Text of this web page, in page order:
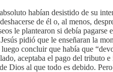
habían desistido de su
de él o, al menos,
le plantearon si debía
pidió que le enseñaran la
concluir que había que
aceptaba el pago del
Dios al que todo es debido.